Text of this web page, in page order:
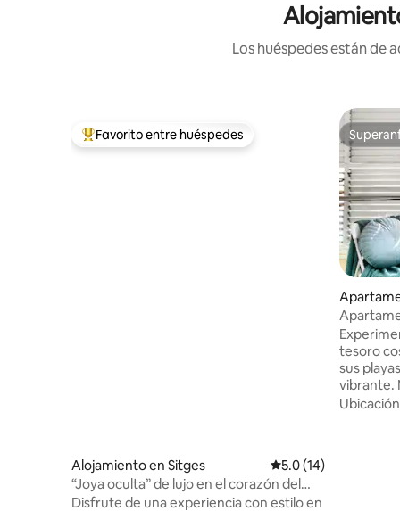
Los huéspedes están de
Favorito entre huéspedes preferido
Favorito entre huéspedes
Alojamiento en Sitges Calificación
5.0 (14)
“Joya oculta” de lujo en el corazón del
casco antiguo, con capacidad para
Disfrute de una experiencia con estilo en
afell
Calafell
tesoro
sus
vibrante.
Ubicación